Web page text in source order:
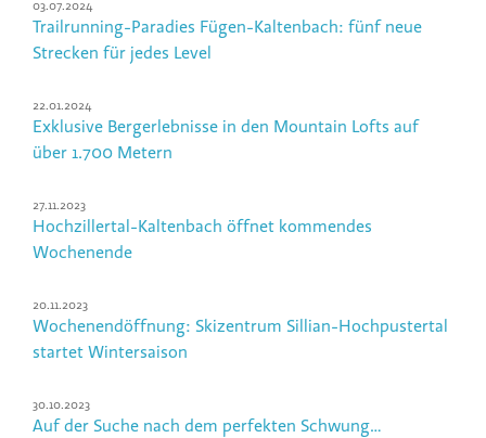
03.07.2024
Trailrunning-Paradies Fügen-Kaltenbach: fünf neue
Strecken für jedes Level
22.01.2024
Exklusive Bergerlebnisse in den Mountain Lofts auf
über 1.700 Metern
27.11.2023
Hochzillertal-Kaltenbach öffnet kommendes
Wochenende
20.11.2023
Wochenendöffnung: Skizentrum Sillian-Hochpustertal
startet Wintersaison
30.10.2023
Auf der Suche nach dem perfekten Schwung…